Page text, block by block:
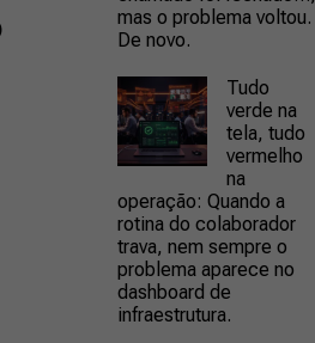
mas o problema voltou.
De novo.
Tudo
verde na
tela, tudo
vermelho
na
operação: Quando a
rotina do colaborador
trava, nem sempre o
problema aparece no
dashboard de
infraestrutura.